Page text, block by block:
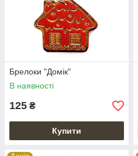
Брелоки "Домік"
В наявності
125 ₴
Купити